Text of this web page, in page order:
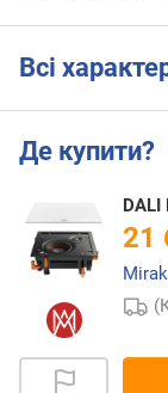
Всі
Де купити?
DALI
21